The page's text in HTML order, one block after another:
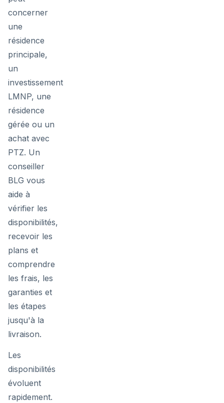
concerner
une
résidence
principale,
un
investissement
LMNP, une
résidence
gérée ou un
achat avec
PTZ. Un
conseiller
BLG vous
aide à
vérifier les
disponibilités,
recevoir les
plans et
comprendre
les frais, les
garanties et
les étapes
jusqu'à la
livraison.
Les
disponibilités
évoluent
rapidement.